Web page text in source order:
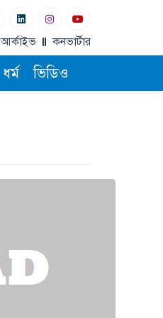
আর্কাইভ কনভার্টার
ধর্ম ভিডিও